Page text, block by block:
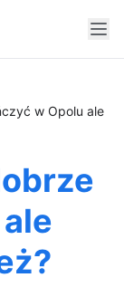
w Opolu ale